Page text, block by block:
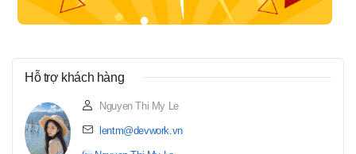
Hỗ trợ khách hàng
Nguyen Thi My Le
lentm@devwork.vn